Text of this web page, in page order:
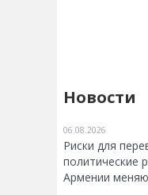
Новости
06.08.2026
Риски для
политические
Армении